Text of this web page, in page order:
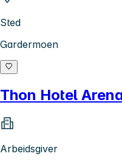
Sted
Gardermoen
Thon Hotel
Arbeidsgiver